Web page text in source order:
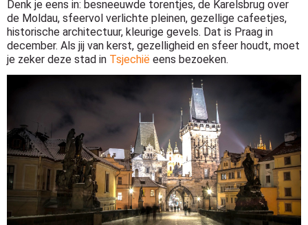
Denk je eens in: besneeuwde torentjes, de Karelsbrug over
de Moldau, sfeervol verlichte pleinen, gezellige cafeetjes,
historische architectuur, kleurige gevels. Dat is Praag in
december. Als jij van kerst, gezelligheid en sfeer houdt, moet
je zeker deze stad in Tsjechië eens bezoeken.